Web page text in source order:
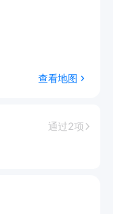
查看地图
通过2项